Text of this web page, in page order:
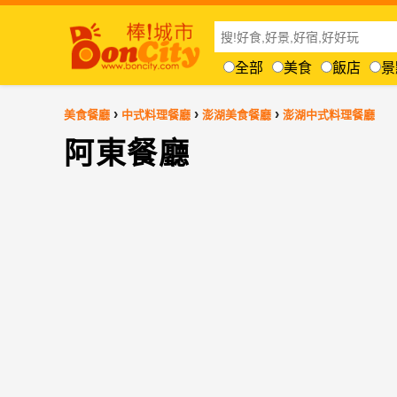
全部 美食 飯店
美食餐廳 › 中式料理餐廳 › 澎湖美食餐廳 › 澎湖中式料理餐廳
阿東餐廳